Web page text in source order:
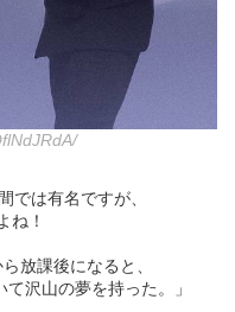
では有名ですが、
ね！
放課後になると、
沢山の夢を持った。」